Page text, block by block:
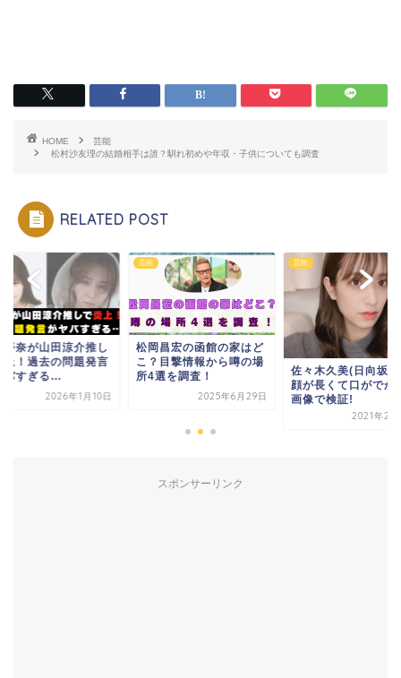
HOME
芸能
松村沙友理の結婚相手は誰？馴れ初めや年収・子供についても調査
RELATED POST
昌宏の函館の家はど
目撃情報から噂の場
を調査！
2025年6月29日
芸能
佐々木久美(日向坂46)は
顔が長くて口がでかい?
画像で検証!
芸能
星乃夢奈が山田涼介
で炎上！過去の問題
がヤバすぎる…
スポンサーリンク